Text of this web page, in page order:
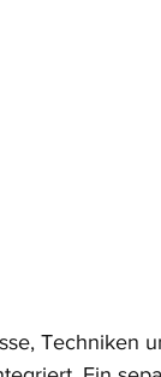
Techniken